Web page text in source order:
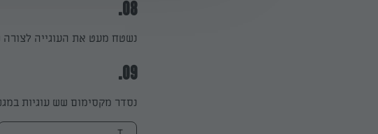
08.
נשטח מעט את העוגייה
09.
נסדר מקסימום שש עוגיות במגש תנור ונאפה ב-170